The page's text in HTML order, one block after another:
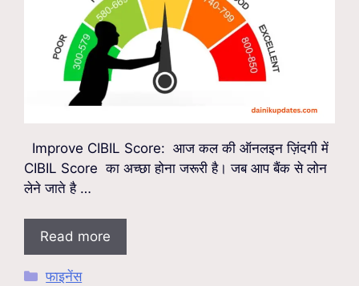
Improve CIBIL Score: आज कल की ऑनलइन ज़िंदगी में
CIBIL Score का अच्छा होना जरूरी है। जब आप बैंक से लोन
लेने जाते है …
Read more
Categories
फाइनेंस